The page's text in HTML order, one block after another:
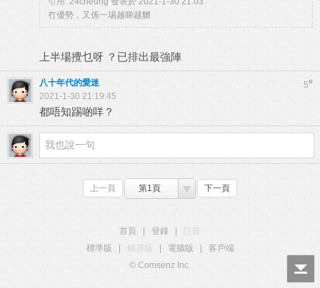
冇優勢，又係一埸越睇越嬲
上半場攪乜呀 ？已排出最強陣
5#
八十年代的愛迷
2021-1-30 21:19:45
都唔知踢啲咩？
上一頁 第1頁 下一頁
首頁 登錄
標準版
觸屏版 電腦版
客戶端
© Comsenz Inc.